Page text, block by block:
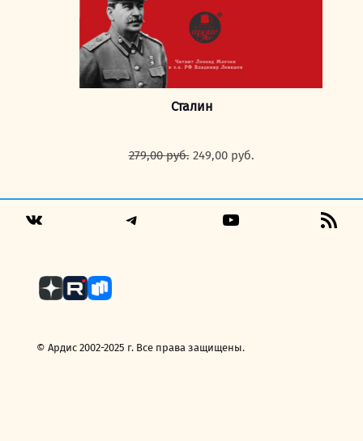
Сталин
279,00руб. Первоначальная
279,00 руб..
249,00 руб.
© Ардис 2002-2025 г. Все права защищены.